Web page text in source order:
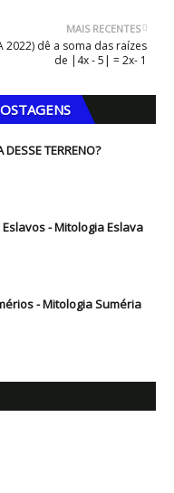
MAIS RECENTES
2022) dê a soma das raízes
de |4x - 5| = 2x- 1
DESSE TERRENO?
Eslavos - Mitologia Eslava
- Mitologia Suméria